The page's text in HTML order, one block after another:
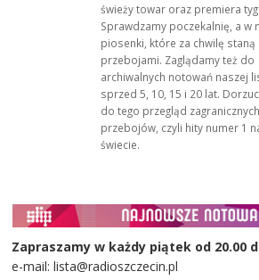
świeży towar oraz premiera
Sprawdzamy poczekalnię, a w
piosenki, które za chwilę staną
przebojami. Zaglądamy też do
archiwalnych notowań naszej
sprzed 5, 10, 15 i 20 lat.
do tego przegląd
przebojów, czyli hity numer 1
świecie.
Zapraszamy w każdy piątek od 20.00
e-mail: lista@radioszczecin.pl